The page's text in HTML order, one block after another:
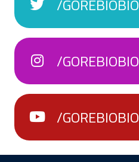
/GOREBIOBIO
/GOREBIOBIO
/GOREBIOBIO